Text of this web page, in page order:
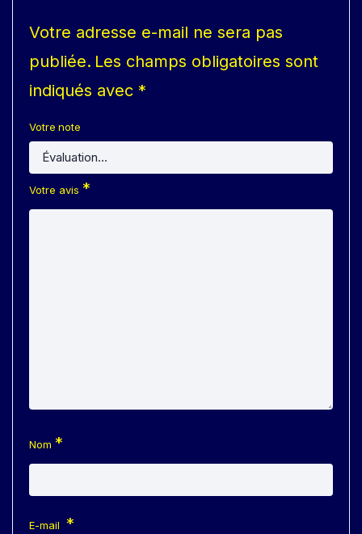
Votre adresse e-mail ne sera pas
publiée. Les champs obligatoires sont
indiqués avec *
Votre note
Votre avis *
Nom *
E-mail *